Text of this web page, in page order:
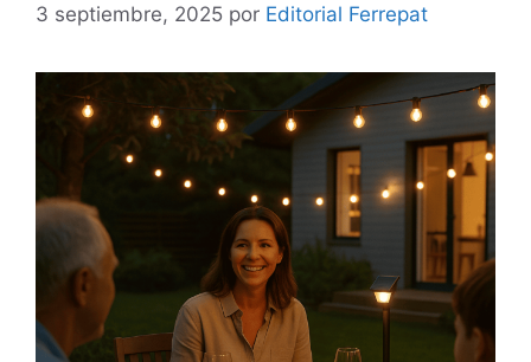
3 septiembre, 2025 por Editorial Ferrepat